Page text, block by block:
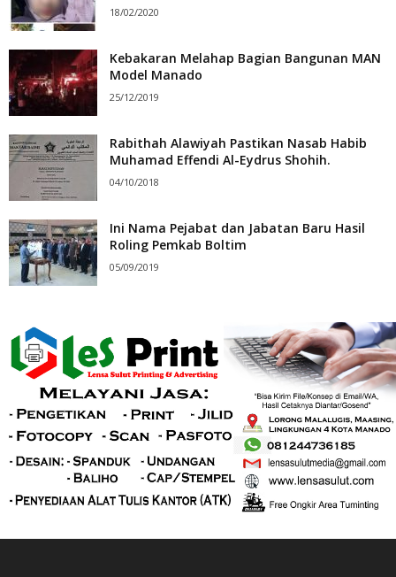
18/02/2020
Kebakaran Melahap Bagian Bangunan MAN
Model Manado
25/12/2019
Rabithah Alawiyah Pastikan Nasab Habib
Muhamad Effendi Al-Eydrus Shohih.
04/10/2018
Ini Nama Pejabat dan Jabatan Baru Hasil
Roling Pemkab Boltim
05/09/2019